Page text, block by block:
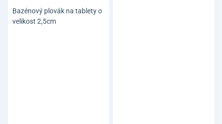
Bazénový plovák na tablety o
velikost 2,5cm